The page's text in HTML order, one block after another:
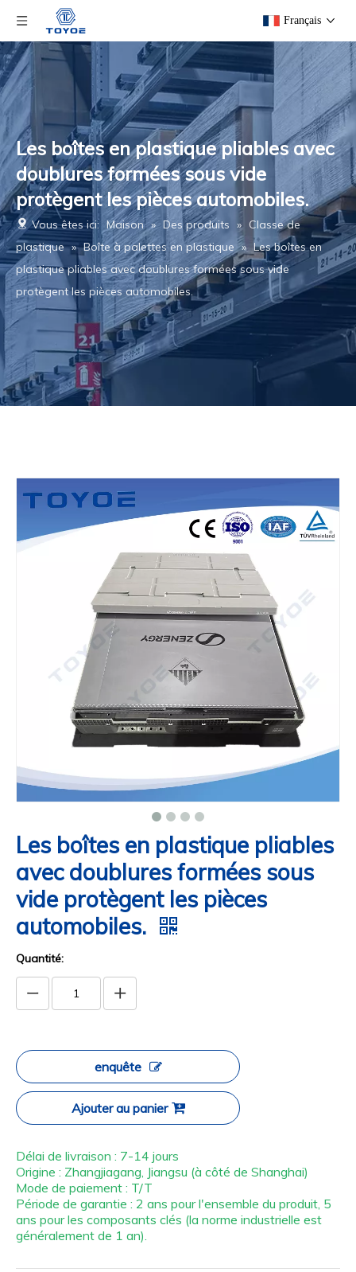
Français
Les boîtes en plastique pliables avec
doublures formées sous vide
protègent les pièces automobiles.
Vous êtes ici: Maison » Des produits » Classe de
plastique » Boîte à palettes en plastique » Les boîtes en
plastique pliables avec doublures formées sous vide
protègent les pièces automobiles.
Les boîtes en plastique pliables
avec doublures formées sous
vide protègent les pièces
automobiles.
Quantité:
enquête
Ajouter au panier
Délai de livraison : 7-14 jours
Origine : Zhangjiagang, Jiangsu (à côté de Shanghai)
Mode de paiement : T/T
Période de garantie : 2 ans pour l'ensemble du produit, 5
ans pour les composants clés (la norme industrielle est
généralement de 1 an).